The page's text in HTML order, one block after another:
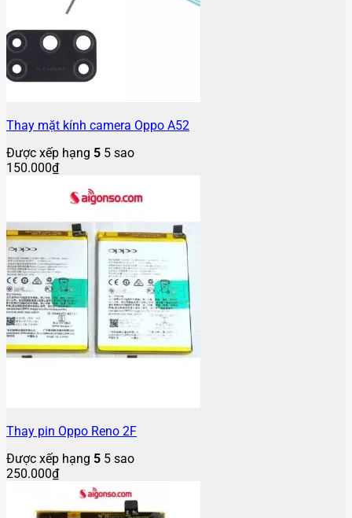
Thay mặt kính camera Oppo A52
Được xếp hạng 5 5 sao
150.000₫
Thay pin Oppo Reno 2F
Được xếp hạng 5 5 sao
250.000₫